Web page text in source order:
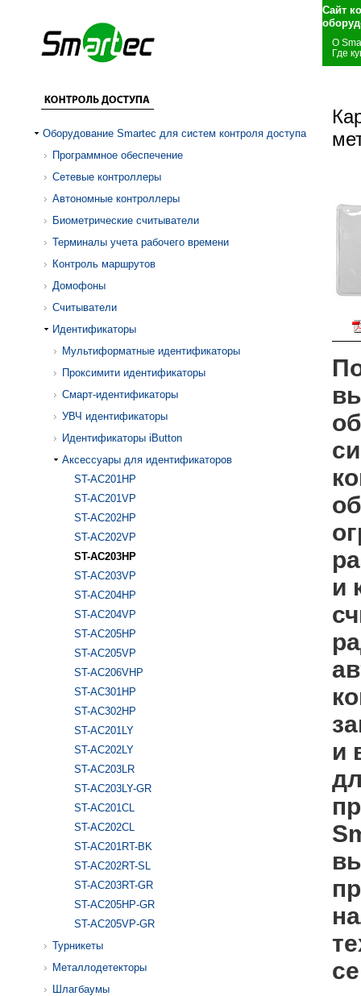
Сайт
О
Где
Оборудование Smartec для систем контроля доступа
Программное обеспечение
Сетевые контроллеры
Автономные контроллеры
Биометрические считыватели
Терминалы учета рабочего времени
Контроль маршрутов
Домофоны
Считыватели
Идентификаторы
Мультиформатные идентификаторы
Проксимити идентификаторы
Смарт-идентификаторы
УВЧ идентификаторы
Идентификаторы iButton
Аксессуары для идентификаторов
ST-AC201HP
ST-AC201VP
ST-AC202HP
ST-AC202VP
ST-AC203HP
ST-AC203VP
ST-AC204HP
ST-AC204VP
ST-AC205HP
ST-AC205VP
ST-AC206VHP
ST-AC301HP
ST-AC302HP
ST-AC201LY
ST-AC202LY
ST-AC203LR
ST-AC203LY-GR
ST-AC201CL
ST-AC202CL
ST-AC201RT-BK
ST-AC202RT-SL
ST-AC203RT-GR
ST-AC205HP-GR
ST-AC205VP-GR
Турникеты
Металлодетекторы
Шлагбаумы
и
и